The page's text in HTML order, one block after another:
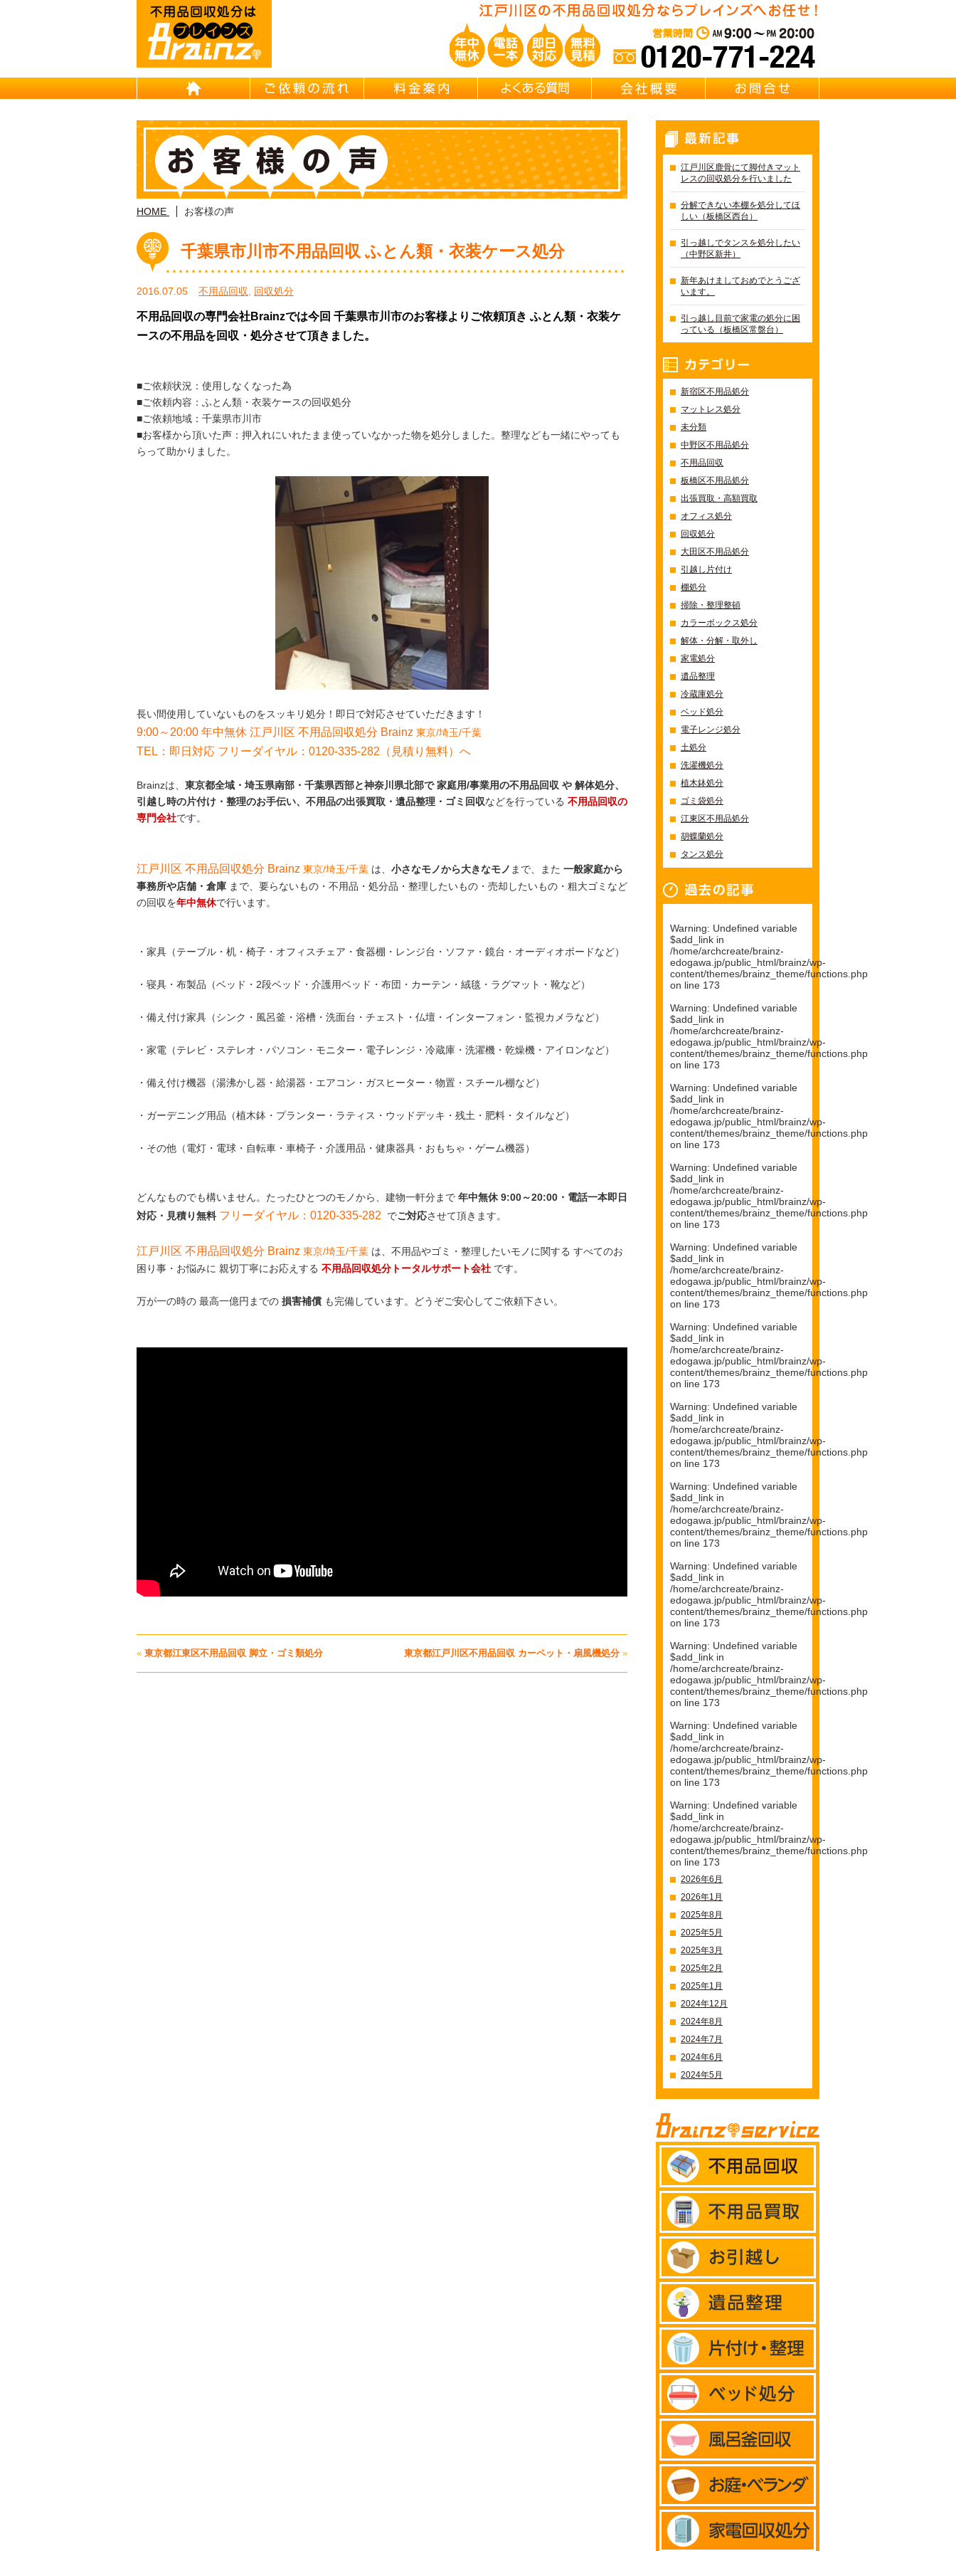
粗大ごみ回収ならブレインズにお任せ！
HOME ご依頼の流れ 料金案内 よくある質問 会社概要
HOME お客様の声
千葉県市川市不用品回収 ふとん類・衣装ケース処分
2016.07.05 不用品回収 回収処分
不用品回収の専門会社Brainzでは今回 千葉県市川市のお客様よりご依頼頂き ふとん類・衣装ケ
ースの不用品を回収・処分させて頂きました。
■ご依頼状況：使用しなくなった為
■ご依頼内容：ふとん類・衣装ケースの回収処分
■ご依頼地域：千葉県市川市
■お客様から頂いた声：押入れにいれたまま使っていなかった物を処分しました。整理なども一緒にやっても
らって助かりました。
長い間使用していないものをスッキリ処分！即日で対応させていただきます！
9:00～20:00 年中無休 江戸川区 不用品回収処分 Brainz 東京/埼玉/千葉
TEL：即日対応 フリーダイヤル：0120-335-282（見積り無料）へ
Brainzは、 東京都全域・埼玉県南部・千葉県西部と神奈川県北部で 家庭用/事業用の不用品回収 や 解体処分、
引越し時の片付け・整理のお手伝い、不用品の出張買取・遺品整理・ゴミ回収などを行っている 不用品回収の
専門会社です。
江戸川区 不用品回収処分 Brainz 東京/埼玉/千葉 は、 小さなモノから大きなモノ まで、また 一般家庭から
事務所や店舗・倉庫 まで、要らないもの・不用品・処分品・整理したいもの・売却したいもの・粗大ゴミなど
の回収を年中無休で行います。
・家具（テーブル・机・椅子・オフィスチェア・食器棚・レンジ台・ソファ・鏡台・オーディオボードなど）
・寝具・布製品（ベッド・2段ベッド・介護用ベッド・布団・カーテン・絨毯・ラグマット・靴など）
・備え付け家具（シンク・風呂釜・浴槽・洗面台・チェスト・仏壇・インターフォン・監視カメラなど）
・家電（テレビ・ステレオ・パソコン・モニター・電子レンジ・冷蔵庫・洗濯機・乾燥機・アイロンなど）
・備え付け機器（湯沸かし器・給湯器・エアコン・ガスヒーター・物置・スチール棚など）
・ガーデニング用品（植木鉢・プランター・ラティス・ウッドデッキ・残土・肥料・タイルなど）
・その他（電灯・電球・自転車・車椅子・介護用品・健康器具・おもちゃ・ゲーム機器）
どんなものでも構いません。たったひとつのモノから、建物一軒分まで 年中無休 9:00～20:00・電話一本即日
対応・見積り無料 フリーダイヤル：0120-335-282 でご対応させて頂きます。
江戸川区 不用品回収処分 Brainz 東京/埼玉/千葉 は、不用品やゴミ・整理したいモノに関する すべてのお
困り事・お悩みに 親切丁寧にお応えする 不用品回収処分トータルサポート会社 です。
万が一の時の 最高一億円までの 損害補償 も完備しています。どうぞご安心してご依頼下さい。
« 東京都江東区不用品回収 脚立・ゴミ類処分 東京都江戸川区不用品回収 カーペット・扇風機処分»
江戸川区鹿骨にて脚付きマット
レスの回収処分を行いました
分解できない本棚を処分してほ
しい（板橋区西台）
引っ越しでタンスを処分したい
（中野区新井）
新年あけましておめでとうござ
います。
引っ越し目前で家電の処分に困
っている（板橋区常盤台）
新宿区不用品処分
マットレス処分
未分類
中野区不用品処分
不用品回収
板橋区不用品処分
出張買取・高額買取
オフィス処分
回収処分
大田区不用品処分
引越し片付け
棚処分
掃除・整理整頓
カラーボックス処分
解体・分解・取外し
家電処分
遺品整理
冷蔵庫処分
ベッド処分
電子レンジ処分
土処分
洗濯機処分
植木鉢処分
ゴミ袋処分
江東区不用品処分
胡蝶蘭処分
タンス処分
Warning: Undefined variable
$add_link in
/home/archcreate/brainz-
edogawa.jp/public_html/brainz/wp-
content/themes/brainz_theme/functions.php
on line 173
Warning: Undefined variable
$add_link in
/home/archcreate/brainz-
edogawa.jp/public_html/brainz/wp-
content/themes/brainz_theme/functions.php
on line 173
Warning: Undefined variable
$add_link in
/home/archcreate/brainz-
edogawa.jp/public_html/brainz/wp-
content/themes/brainz_theme/functions.php
on line 173
Warning: Undefined variable
$add_link in
/home/archcreate/brainz-
edogawa.jp/public_html/brainz/wp-
content/themes/brainz_theme/functions.php
on line 173
Warning: Undefined variable
$add_link in
/home/archcreate/brainz-
edogawa.jp/public_html/brainz/wp-
content/themes/brainz_theme/functions.php
on line 173
Warning: Undefined variable
$add_link in
/home/archcreate/brainz-
edogawa.jp/public_html/brainz/wp-
content/themes/brainz_theme/functions.php
on line 173
Warning: Undefined variable
$add_link in
/home/archcreate/brainz-
edogawa.jp/public_html/brainz/wp-
content/themes/brainz_theme/functions.php
on line 173
Warning: Undefined variable
$add_link in
/home/archcreate/brainz-
edogawa.jp/public_html/brainz/wp-
content/themes/brainz_theme/functions.php
on line 173
Warning: Undefined variable
$add_link in
/home/archcreate/brainz-
edogawa.jp/public_html/brainz/wp-
content/themes/brainz_theme/functions.php
on line 173
Warning: Undefined variable
$add_link in
/home/archcreate/brainz-
edogawa.jp/public_html/brainz/wp-
content/themes/brainz_theme/functions.php
on line 173
Warning: Undefined variable
$add_link in
/home/archcreate/brainz-
edogawa.jp/public_html/brainz/wp-
content/themes/brainz_theme/functions.php
on line 173
Warning: Undefined variable
$add_link in
/home/archcreate/brainz-
edogawa.jp/public_html/brainz/wp-
content/themes/brainz_theme/functions.php
on line 173
2026年6月
2026年1月
2025年8月
2025年5月
2025年3月
2025年2月
2025年1月
2024年12月
2024年8月
2024年7月
2024年6月
2024年5月